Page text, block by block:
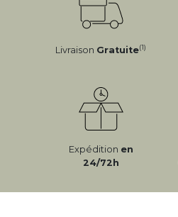
Livraison Gratuite(1)
Expédition en
24/72h